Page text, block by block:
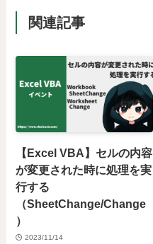
関連記事
【Excel VBA】セルの内容
が変更された時に処理を実
行する
（SheetChange/Change
）
2023/11/14